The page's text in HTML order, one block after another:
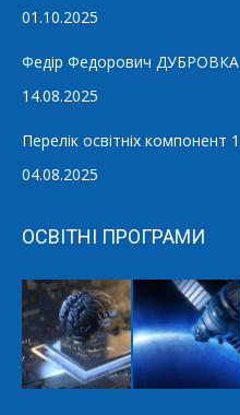
01.10.2025
Федір Федорович ДУБРОВКА
14.08.2025
Перелік освітніх компонент
04.08.2025
ОСВІТНІ ПРОГРАМИ